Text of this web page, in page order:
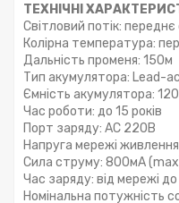
ТЕХНІЧНІ
Світловий потік:
Колірна температура:
Дальність променя: 150м
Тип акумулятора: Lead-
Ємність акумулятора:
Час роботи: до 15 років
Порт заряду: AC 220B
Напруга мережі
Сила струму: 800мА
Час заряду: від мережі до
Номінальна потужність